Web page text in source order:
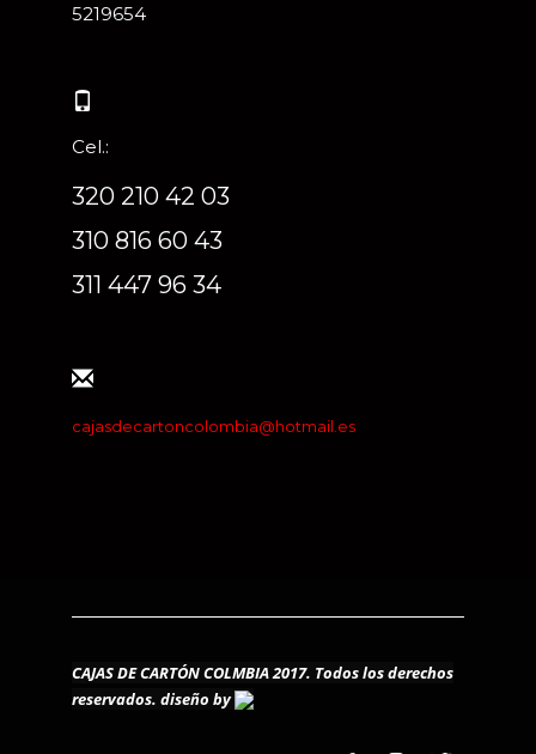
5219654
Cel.:
320 210 42 03
310 816 60 43
311 447 96 34
cajasdecartoncolombia@hotmail.es
CAJAS DE CARTÓN COLMBIA 2017. Todos los derechos
reservados. diseño by